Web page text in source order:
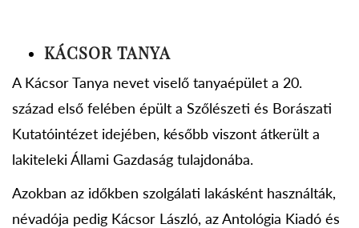
KÁCSOR TANYA
A Kácsor Tanya nevet viselő tanyaépület a 20.
század első felében épült a Szőlészeti és Borászati
Kutatóintézet idejében, később viszont átkerült a
lakiteleki Állami Gazdaság tulajdonába.
Azokban az időkben szolgálati lakásként használták,
névadója pedig Kácsor László, az Antológia Kiadó és